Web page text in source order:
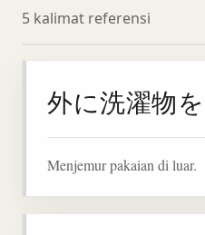
5 kalimat referensi
外に洗濯物を
Menjemur pakaian di luar.